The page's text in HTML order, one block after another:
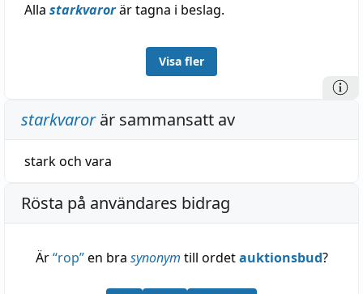
Alla starkvarorär tagna i beslag.
Visa fler
starkvarorär sammansatt av
starkoch vara
Rösta på användares bidrag
Är“rop”en bra synonym till ordetauktionsbud?